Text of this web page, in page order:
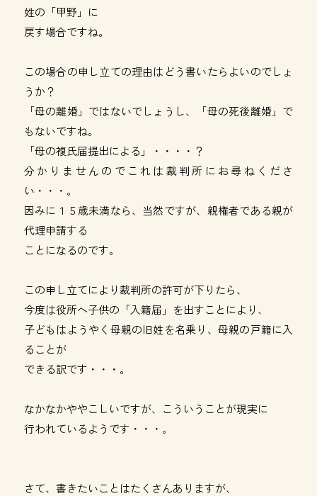
姓の「甲野」に
戻す場合ですね。
この場合の申し立ての理由はどう書いたらよいのでしょ
うか？
「母の離婚」ではないでしょうし、「母の死後離婚」で
もないですね。
「母の複氏届提出による」・・・・？
分かりませんのでこれは裁判所にお尋ねくださ
い・・・。
因みに１５歳未満なら、当然ですが、親権者である親が
代理申請する
ことになるのです。
この申し立てにより裁判所の許可が下りたら、
今度は役所へ子供の「入籍届」を出すことにより、
子どもはようやく母親の旧姓を名乗り、母親の戸籍に入
ることが
できる訳です・・・。
なかなかややこしいですが、こういうことが現実に
行われているようです・・・。
さて、書きたいことはたくさんありますが、